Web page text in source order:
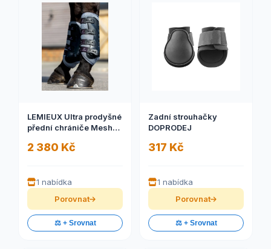
LEMIEUX Ultra prodyšné
přední chrániče Mesh
2 380 Kč
1 nabídka
Porovnat
⚖️ + Srovnat
Zadní strouhačky
DOPRODEJ
317 Kč
1 nabídka
Porovnat
⚖️ + Srovnat